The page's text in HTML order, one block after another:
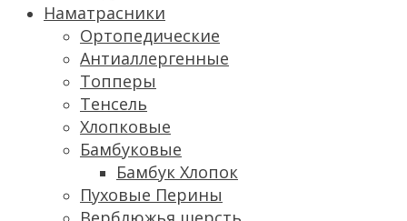
Наматрасники
Ортопедические
Антиаллергенные
Топперы
Тенсель
Хлопковые
Бамбуковые
Бамбук Хлопок
Пуховые Перины